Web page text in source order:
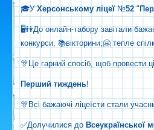
🎓УХерсонському ліцеї№52"
🖥👫До онлайн-табору завітали
конкурси, 📚вікторини;🤗 тепле
🎊Це гарний спосіб, щоб провести
Перший тиждень!
🎊Всі бажаючі ліцеїсти стали
✅Долучилися до Всеукраїнської